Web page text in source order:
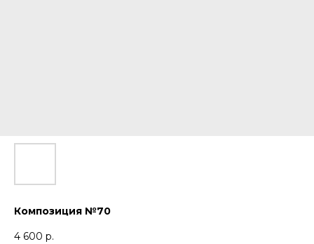
Композиция №70
4 600 р.